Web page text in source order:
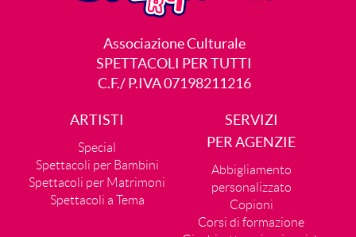
Associazione Culturale
SPETTACOLI PER TUTTI
C.F./ P.IVA 07198211216
ARTISTI
Special
Spettacoli per Bambini
Spettacoli per Matrimoni
Spettacoli a Tema
SERVIZI
PER AGENZIE
Abbigliamento
personalizzato
Copioni
Corsi di formazione